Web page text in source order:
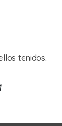
tenidos.